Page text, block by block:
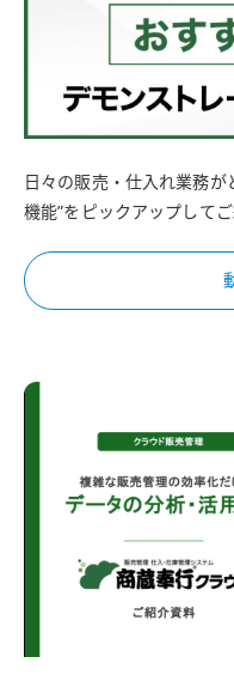
日々の販売・仕入れ業務が
機能”をピックアップしてご